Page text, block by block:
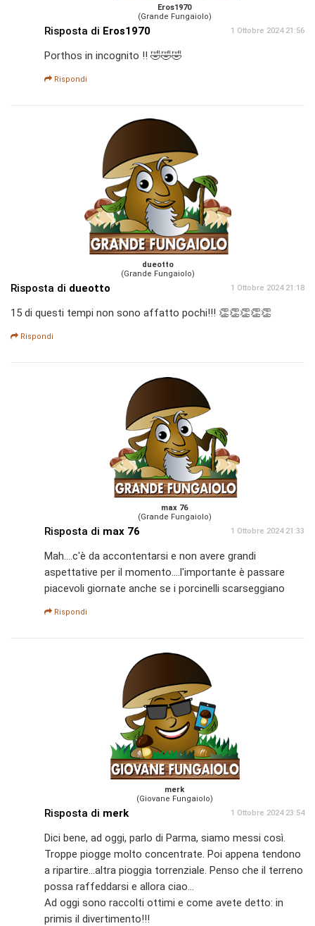
Eros1970
(Grande Fungaiolo)
Risposta di Eros1970 1 Ottobre 2024 21:56
Porthos in incognito !! 🤣🤣🤣
Rispondi
dueotto
(Grande Fungaiolo)
Risposta di dueotto 1 Ottobre 2024 21:18
15 di questi tempi non sono affatto pochi!!! 👏👏👏👏👏
Rispondi
max 76
(Grande Fungaiolo)
Risposta di max 76 1 Ottobre 2024 21:33
Mah....c'è da accontentarsi e non avere grandi
aspettative per il momento....l'importante è passare
piacevoli giornate anche se i porcinelli scarseggiano
Rispondi
merk
(Giovane Fungaiolo)
Risposta di merk 1 Ottobre 2024 23:54
Dici bene, ad oggi, parlo di Parma, siamo messi così.
Troppe piogge molto concentrate. Poi appena tendono
a ripartire...altra pioggia torrenziale. Penso che il terreno
possa raffeddarsi e allora ciao...
Ad oggi sono raccolti ottimi e come avete detto: in
primis il divertimento!!!